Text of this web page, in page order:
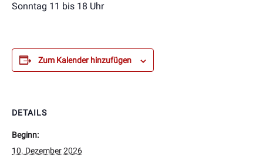
Sonntag 11 bis 18 Uhr
Zum Kalender hinzufügen
DETAILS
Beginn:
10. Dezember 2026